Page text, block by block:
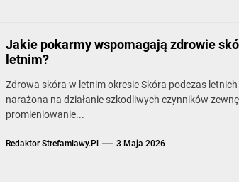
Jakie pokarmy wspomagają zdrowie
letnim?
Zdrowa skóra w letnim okresie Skóra podczas
narażona na działanie szkodliwych czynników
promieniowanie...
Redaktor Strefamlawy.pl 3 Maja 2026